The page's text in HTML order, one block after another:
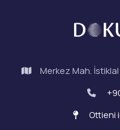
Merkez Mah.
Ottieni